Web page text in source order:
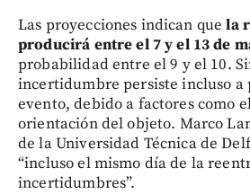
Las proyecciones indican que la
producirá entre el 7 y el 13 de
probabilidad entre el 9 y el 10.
incertidumbre persiste incluso a
evento, debido a factores como
orientación del objeto. Marco
de la Universidad Técnica de
“incluso el mismo día de la
incertidumbres”.